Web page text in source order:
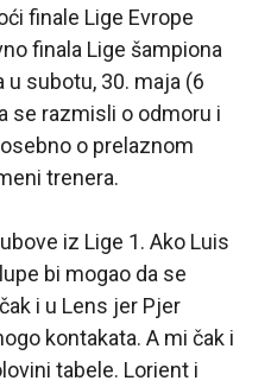
finale Lige Evrope
finala Lige šampiona
u subotu, 30. maja (6
se razmisli o odmoru i
o prelaznom
trenera.
iz Lige 1. Ako Luis
bi mogao da se
i u Lens jer Pjer
kontakata. A mi čak i
tabele. Lorient i